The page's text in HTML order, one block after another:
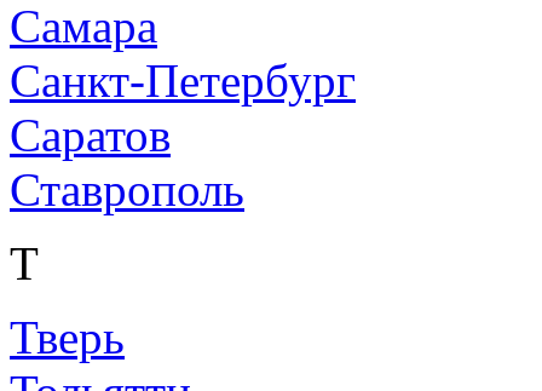
Самара
Санкт-Петербург
Саратов
Ставрополь
Т
Тверь